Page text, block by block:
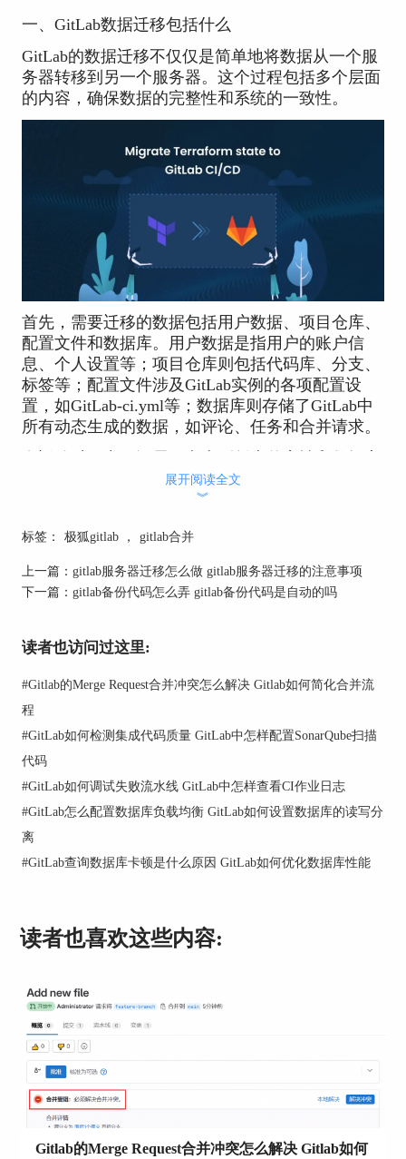
一、GitLab数据迁移包括什么
GitLab的数据迁移不仅仅是简单地将数据从一个服
务器转移到另一个服务器。这个过程包括多个层面
的内容，确保数据的完整性和系统的一致性。
首先，需要迁移的数据包括用户数据、项目仓库、
配置文件和数据库。用户数据是指用户的账户信
息、个人设置等；项目仓库则包括代码库、分支、
标签等；配置文件涉及GitLab实例的各项配置设
置，如GitLab-ci.yml等；数据库则存储了GitLab中
所有动态生成的数据，如评论、任务和合并请求。
全。例如，不同版本的GitLab之间可能会有数据库
架构的差异，这就要求在迁移前后进行相应的数据
份，避免因意外情况导致数据的丢失。
二、GitLab数据迁移怎么操作
GitLab数据迁移的操作流程可以分为几个主要步
骤。
第一步是准备工作，这包括确认目标服务器的环境
设置与源服务器相符，例如操作系统、网络配置
等。同时，还需要在迁移前进行详尽的备份，以确
保在任何意外情况下都能恢复数据。
第二步是数据导出。GitLab官方提供了强大的备份
工具，可以通过命令行工具执行备份操作，这通常
会被打包成一个文件，方便迁移。
第三步是数据传输。将备份文件安全地传输到目标
服务器上，传输过程中可以使用SSH或FTP等安全
的文件传输协议，以保证数据的安全性。
展开阅读全文
︾
标签： 极狐gitlab ， gitlab合并
上一篇： gitlab服务器迁移怎么做 gitlab服务器迁移的注意事项
下一篇： gitlab备份代码怎么弄 gitlab备份代码是自动的吗
读者也访问过这里:
#Gitlab的Merge Request合并冲突怎么解决 Gitlab如何简化合并流
程
#GitLab如何检测集成代码质量 GitLab中怎样配置SonarQube扫描
代码
#GitLab如何调试失败流水线 GitLab中怎样查看CI作业日志
#GitLab怎么配置数据库负载均衡 GitLab如何设置数据库的读写分
离
#GitLab查询数据库卡顿是什么原因 GitLab如何优化数据库性能
读者也喜欢这些内容:
Gitlab的Merge Request合并冲突怎么解决 Gitlab如何